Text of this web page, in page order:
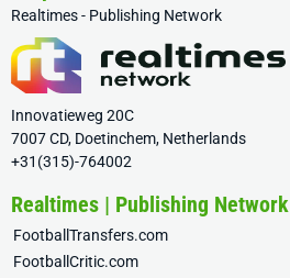
Realtimes - Publishing Network
Innovatieweg 20C
7007 CD, Doetinchem, Netherlands
+31(315)-764002
Realtimes | Publishing Network
FootballTransfers.com
FootballCritic.com